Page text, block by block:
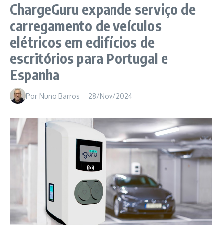
ChargeGuru expande serviço de
carregamento de veículos
elétricos em edifícios de
escritórios para Portugal e
Espanha
Por Nuno Barros 28/Nov/2024